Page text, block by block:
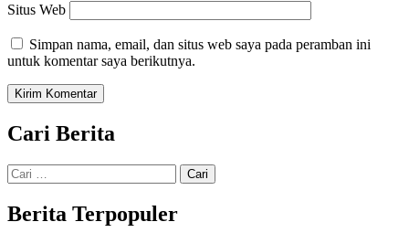
Situs Web
Simpan nama, email, dan situs web saya pada peramban ini
untuk komentar saya berikutnya.
Cari Berita
Cari
untuk:
Berita Terpopuler